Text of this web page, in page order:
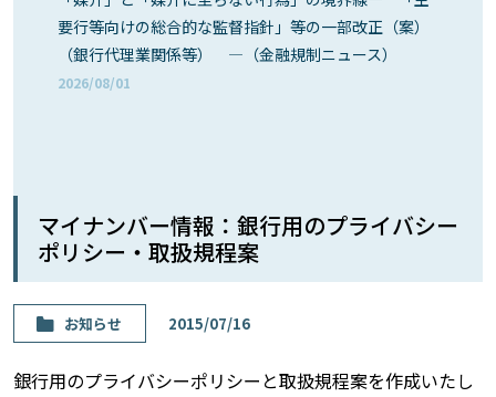
要行等向けの総合的な監督指針」等の一部改正（案）
（銀行代理業関係等） ―（金融規制ニュース）
2026/08/01
マイナンバー情報：銀行用のプライバシー
ポリシー・取扱規程案
お知らせ 2015/07/16
銀行用のプライバシーポリシーと取扱規程案を作成いたし